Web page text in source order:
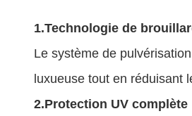
1.Technologie de
Le système de
luxueuse tout en réduisant
2.Protection UV complète